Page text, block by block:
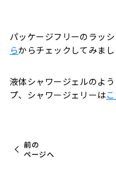
パッケージフリーのラッ
らからチェックしてみまし
液体シャワージェルのよ
プ、シャワージェリーは
前の
ページへ